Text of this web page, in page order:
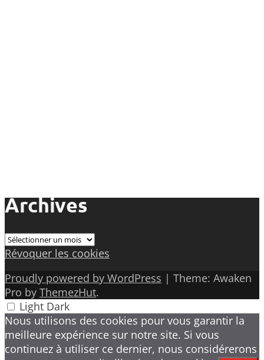
Archives
Archives
Révoquer les cookies
Proudly powered by WordPress | Theme: Awaken
Pro by ThemezHut.
Light Dark
Nous utilisons des cookies pour vous garantir la
meilleure expérience sur notre site. Si vous
continuez à utiliser ce dernier, nous considérerons